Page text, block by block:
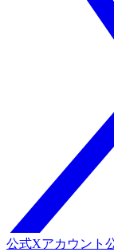
公式Xアカウント